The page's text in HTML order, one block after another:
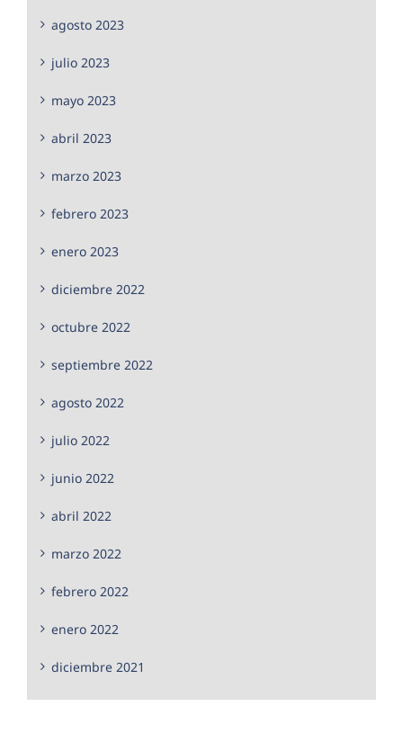
agosto 2023
julio 2023
mayo 2023
abril 2023
marzo 2023
febrero 2023
enero 2023
diciembre 2022
octubre 2022
septiembre 2022
agosto 2022
julio 2022
junio 2022
abril 2022
marzo 2022
febrero 2022
enero 2022
diciembre 2021